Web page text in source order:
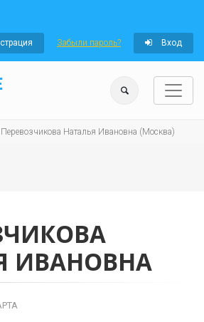
Забыли пароль? Вход
Перевозчикова Наталья Ивановна (Москва)
ИВАНОВНА